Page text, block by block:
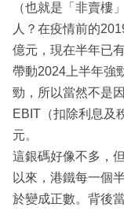
（也就是「非賣樓
人？在疫情前的
億元，現在半年已
帶動2024上半年強
勁，所以當然不是
EBIT（扣除利息及
元。
這銀碼好像不多，
以來，港鐵每一個
於變成正數。背後